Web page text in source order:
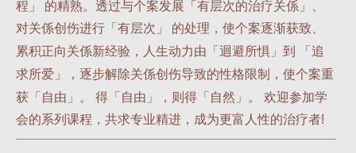
程」 的精熟。透过与个案发展「有层次的治疗关係」、
对关係创伤进行「有层次」 的处理，使个案逐渐获致、
累积正向关係新经验，人生动力由「迴避所惧」到 「追
求所爱」，逐步解除关係创伤导致的性格限制，使个案重
获「自由」。 得「自由」，则得「自然」。 欢迎参加学
会的系列课程，共求专业精进，成为更富人性的治疗者!